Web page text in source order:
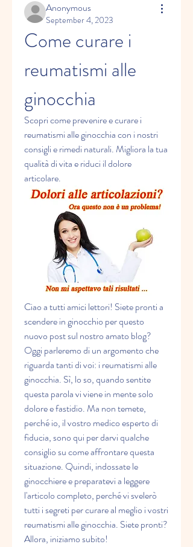
Anonymous
September 4, 2023
Come curare i
reumatismi alle
ginocchia
Scopri come prevenire e curare i
reumatismi alle ginocchia con i nostri
consigli e rimedi naturali. Migliora la tua
qualità di vita e riduci il dolore
articolare.
Ciao a tutti amici lettori! Siete pronti a
scendere in ginocchio per questo
nuovo post sul nostro amato blog?
Oggi parleremo di un argomento che
riguarda tanti di voi: i reumatismi alle
ginocchia. Sì, lo so, quando sentite
questa parola vi viene in mente solo
dolore e fastidio. Ma non temete,
perché io, il vostro medico esperto di
fiducia, sono qui per darvi qualche
consiglio su come affrontare questa
situazione. Quindi, indossate le
ginocchiere e preparatevi a leggere
l'articolo completo, perché vi svelerò
tutti i segreti per curare al meglio i vostri
reumatismi alle ginocchia. Siete pronti?
Allora, iniziamo subito!